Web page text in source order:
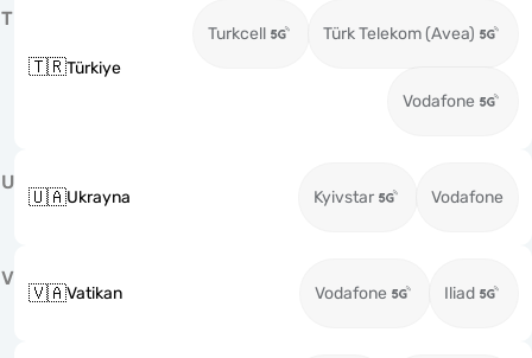
T
🇹🇷Türkiye
Turkcell Türk Telekom (Avea)
Vodafone
U
🇺🇦Ukrayna Kyivstar Vodafone
V
🇻🇦Vatikan Vodafone Iliad